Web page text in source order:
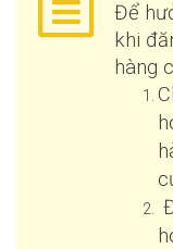
Để
khi
hàng